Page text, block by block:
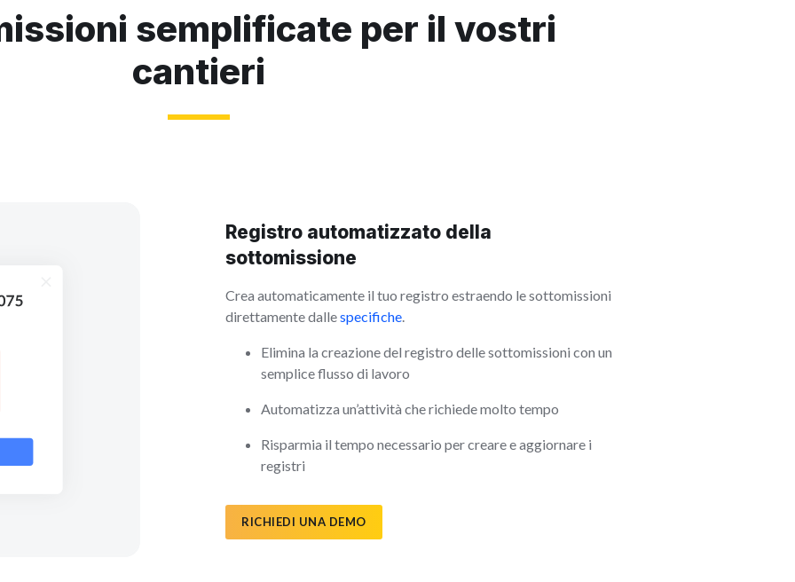
semplificate per il vostri
cantieri
Registro automatizzato della
sottomissione
Crea automaticamente il tuo registro estraendo le sottomissioni
direttamente dallespecifiche.
Elimina la creazione del registro delle sottomissioni con un
semplice flusso di lavoro
Automatizza un’attività che richiede molto tempo
Risparmia il tempo necessario per creare e aggiornare i
registri
RICHIEDI UNA DEMO